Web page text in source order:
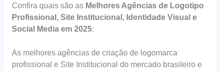
Confira quais são as Melhores Agências de Logotipo
Profissional, Site Institucional, Identidade Visual e
Social Media em 2025:
As melhores agências de criação de logomarca
profissional e Site Institucional do mercado brasileiro e